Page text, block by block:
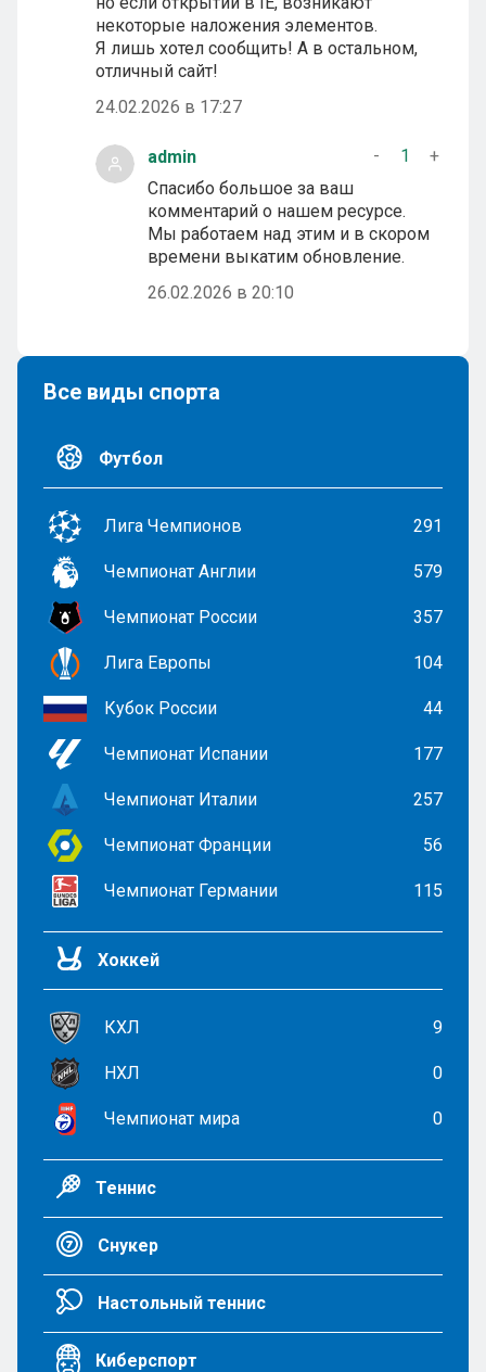
некоторые наложения элементов.
Я лишь хотел сообщить! А в остальном,
отличный сайт!
24.02.2026 в 17:27
admin - 1
+
Спасибо большое за ваш
комментарий о нашем ресурсе.
Мы работаем над этим и в скором
времени выкатим обновление.
26.02.2026 в 20:10
Все виды спорта
Футбол
Лига Чемпионов 291
Чемпионат Англии 579
Чемпионат России 357
Лига Европы 104
Кубок России 44
Чемпионат Испании 177
Чемпионат Италии 257
Чемпионат Франции 56
Чемпионат Германии 115
Хоккей
КХЛ 9
НХЛ 0
Чемпионат мира 0
Теннис
Снукер
Настольный теннис
Киберспорт